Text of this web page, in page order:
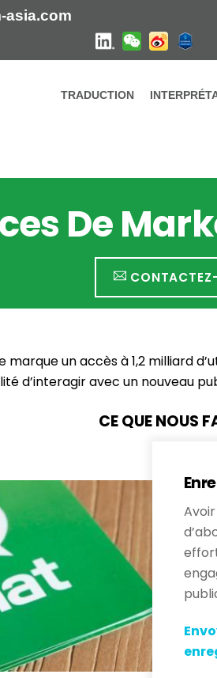
asia.com
TRADUCTION
De
un accès à 1,2 milliard
d’interagir avec un nouveau
CE QUE NOUS